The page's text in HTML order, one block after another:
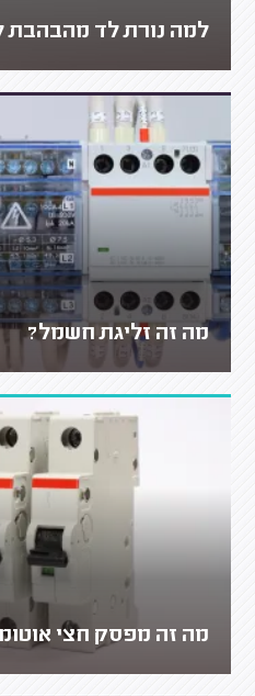
למה נורת לד מהבהבת
מה זה זליגת חשמל?
מה זה מפסק חצי